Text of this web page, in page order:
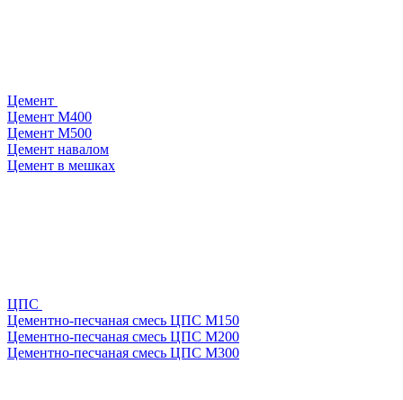
Цемент
Цемент М400
Цемент М500
Цемент навалом
Цемент в мешках
ЦПС
Цементно-песчаная смесь ЦПС М150
Цементно-песчаная смесь ЦПС М200
Цементно-песчаная смесь ЦПС М300